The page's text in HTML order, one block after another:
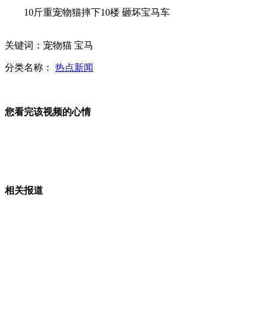
洪都拉斯前大使为召妓丑闻道歉
10斤重宠物猫摔下10楼 砸坏宝马车
关键词：宠物猫 宝马
分类名称： 热点新闻
您看完该视频的心情
相关报道